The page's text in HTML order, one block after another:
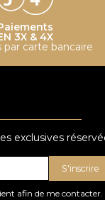
3X & 4X
par carte bancaire
exclusives
S'inscrire
afin de me contacter.